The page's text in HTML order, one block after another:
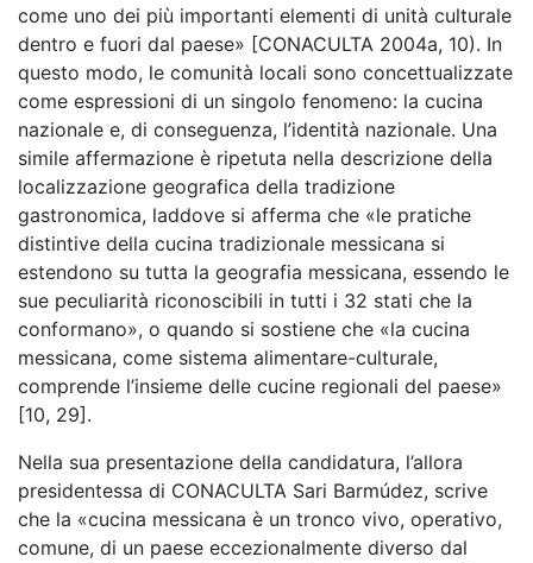
come uno dei più importanti elementi di unità culturale
dentro e fuori dal paese» [CONACULTA 2004a, 10). In
questo modo, le comunità locali sono concettualizzate
come espressioni di un singolo fenomeno: la cucina
nazionale e, di conseguenza, l’identità nazionale. Una
simile affermazione è ripetuta nella descrizione della
localizzazione geografica della tradizione
gastronomica, laddove si afferma che «le pratiche
distintive della cucina tradizionale messicana si
estendono su tutta la geografia messicana, essendo le
sue peculiarità riconoscibili in tutti i 32 stati che la
conformano», o quando si sostiene che «la cucina
messicana, come sistema alimentare-culturale,
comprende l’insieme delle cucine regionali del paese»
[10, 29].
Nella sua presentazione della candidatura, l’allora
presidentessa di CONACULTA Sari Barmúdez, scrive
che la «cucina messicana è un tronco vivo, operativo,
comune, di un paese eccezionalmente diverso dal